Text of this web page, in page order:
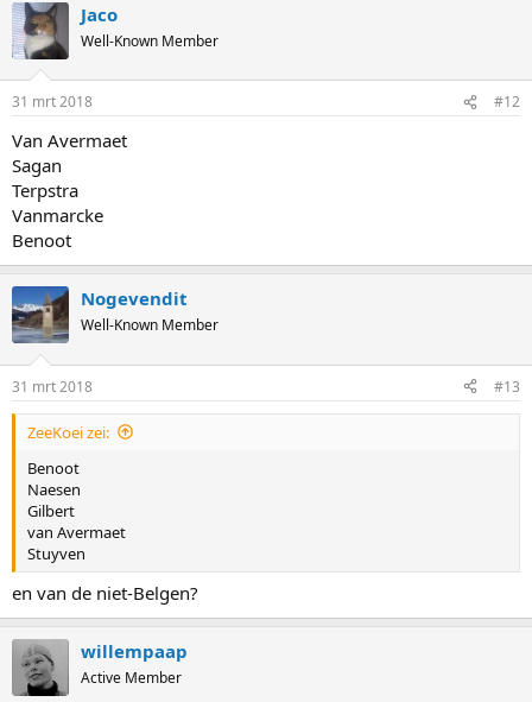
Jaco
Well-Known Member
31 mrt 2018 #12
Van Avermaet
Sagan
Terpstra
Vanmarcke
Benoot
Nogevendit
Well-Known Member
31 mrt 2018 #13
ZeeKoei zei:
Benoot
Naesen
Gilbert
van Avermaet
Stuyven
en van de niet-Belgen?
willempaap
Active Member